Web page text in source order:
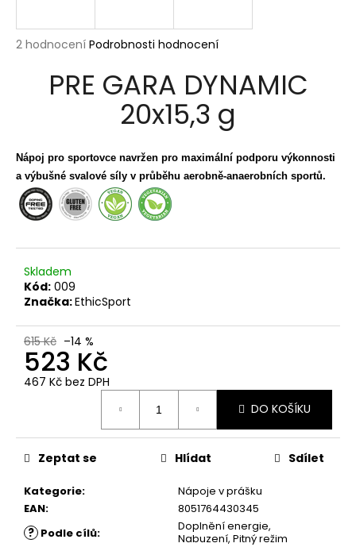
Průměrné
produktu
hvězdiček.
2 hodnocení Podrobnosti hodnocení
PRE GARA DYNAMIC
20x15,3 g
Nápoj pro sportovce navržen pro maximální podporu výkonnosti
a výbušné svalové síly v průběhu aerobně-anaerobních sportů.
Skladem
Kód: 009
Značka:EthicSport
615 Kč –14 %
523 Kč
467 Kč bez DPH
DO KOŠÍKU
Kategorie:
Nápoje v prášku
EAN: 8051764430345
? Podle cílů: Doplnění energie,
Nabuzení, Pitný režim
Zeptat se Hlídat Sdílet
j
HLEDAT
D
o
p
o
r
u
u
e